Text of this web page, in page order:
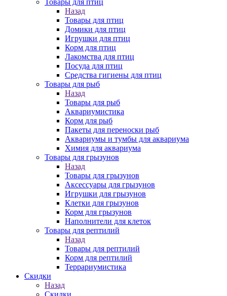
Товары для птиц
Назад
Товары для птиц
Домики для птиц
Игрушки для птиц
Корм для птиц
Лакомства для птиц
Посуда для птиц
Средства гигиены для птиц
Товары для рыб
Назад
Товары для рыб
Аквариумистика
Корм для рыб
Пакеты для переноски рыб
Аквариумы и тумбы для аквариума
Химия для аквариума
Товары для грызунов
Назад
Товары для грызунов
Аксессуары для грызунов
Игрушки для грызунов
Клетки для грызунов
Корм для грызунов
Наполнители для клеток
Товары для рептилий
Назад
Товары для рептилий
Корм для рептилий
Террариумистика
Скидки
Назад
Скидки